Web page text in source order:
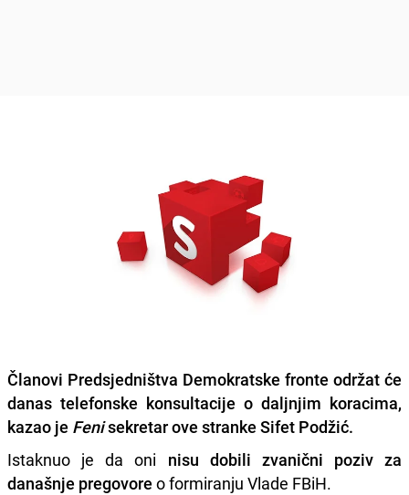
Članovi Predsjedništva Demokratske fronte održat će
danas telefonske konsultacije o daljnjim koracima,
kazao je Fenisekretar ove stranke Sifet Podžić.
Istaknuo je da oni nisu dobili zvanični poziv za
današnje pregovore o formiranju Vlade FBiH.